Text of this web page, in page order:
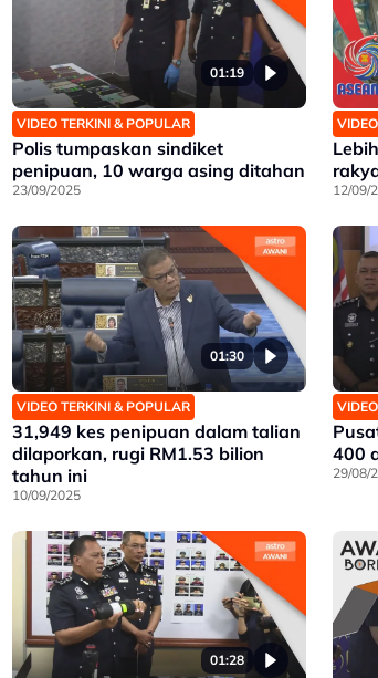
01:19
VIDEO TERKINI & POPULAR
Polis tumpaskan sindiket
penipuan, 10 warga asing ditahan
23/09/2025 12/09/
01:30
VIDEO TERKINI & POPULAR
31,949 kes penipuan dalam talian
dilaporkan, rugi RM1.53 bilion
tahun ini
10/09/2025
400
29/08/
01:28